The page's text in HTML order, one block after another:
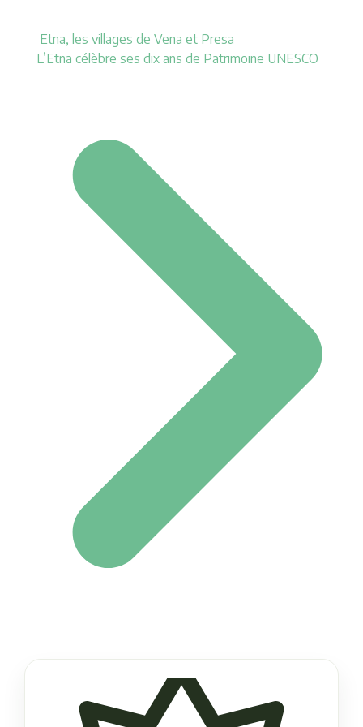
Etna, les villages de Vena et Presa
L’Etna célèbre ses dix ans de Patrimoine UNESCO